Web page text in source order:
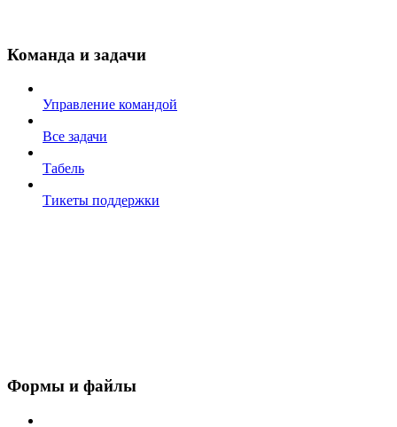
Команда и задачи
Управление командой
Все задачи
Табель
Тикеты поддержки
Формы и файлы